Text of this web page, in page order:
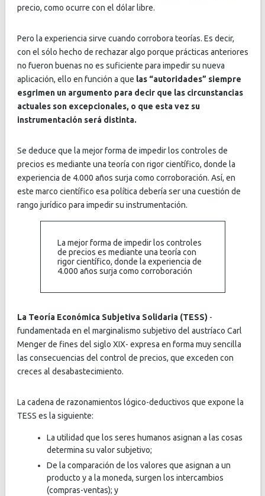
precio, como ocurre con el dólar libre.
Pero la experiencia sirve cuando corrobora teorías. Es decir,
con el sólo hecho de rechazar algo porque prácticas anteriores
no fueron buenas no es suficiente para impedir su nueva
aplicación, ello en función a que las “autoridades” siempre
esgrimen un argumento para decir que las circunstancias
actuales son excepcionales, o que esta vez su
instrumentación será distinta.
Se deduce que la mejor forma de impedir los controles de
precios es mediante una teoría con rigor científico, donde la
experiencia de 4.000 años surja como corroboración. Así, en
este marco científico esa política debería ser una cuestión de
rango jurídico para impedir su instrumentación.
La mejor forma de impedir los controles
de precios es mediante una teoría con
rigor científico, donde la experiencia de
4.000 años surja como corroboración
La Teoría Económica Subjetiva Solidaria (TESS) -
fundamentada en el marginalismo subjetivo del austríaco Carl
Menger de fines del siglo XIX- expresa en forma muy sencilla
las consecuencias del control de precios, que exceden con
creces al desabastecimiento.
La cadena de razonamientos lógico-deductivos que expone la
TESS es la siguiente:
La utilidad que los seres humanos asignan a las cosas
determina su valor subjetivo;
De la comparación de los valores que asignan a un
producto y a la moneda, surgen los intercambios
(compras-ventas); y